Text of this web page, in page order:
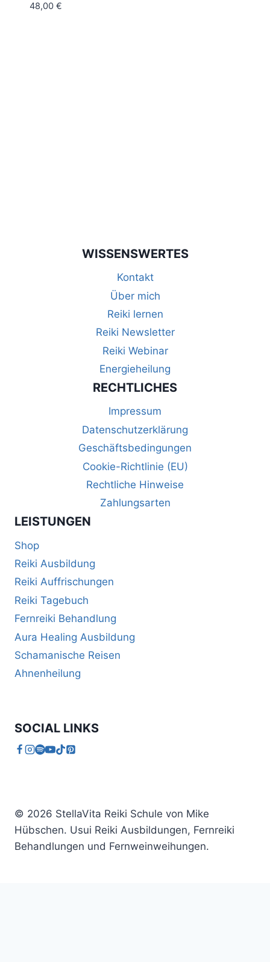
48,00 €
WISSENSWERTES
Kontakt
Über mich
Reiki lernen
Reiki Newsletter
Reiki Webinar
Energieheilung
RECHTLICHES
Impressum
Datenschutzerklärung
Geschäftsbedingungen
Cookie-Richtlinie (EU)
Rechtliche Hinweise
Zahlungsarten
LEISTUNGEN
Shop
Reiki Ausbildung
Reiki Auffrischungen
Reiki Tagebuch
Fernreiki Behandlung
Aura Healing Ausbildung
Schamanische Reisen
Ahnenheilung
SOCIAL LINKS
© 2026 StellaVita Reiki Schule von Mike
Hübschen. Usui Reiki Ausbildungen, Fernreiki
Behandlungen und Fernweinweihungen.